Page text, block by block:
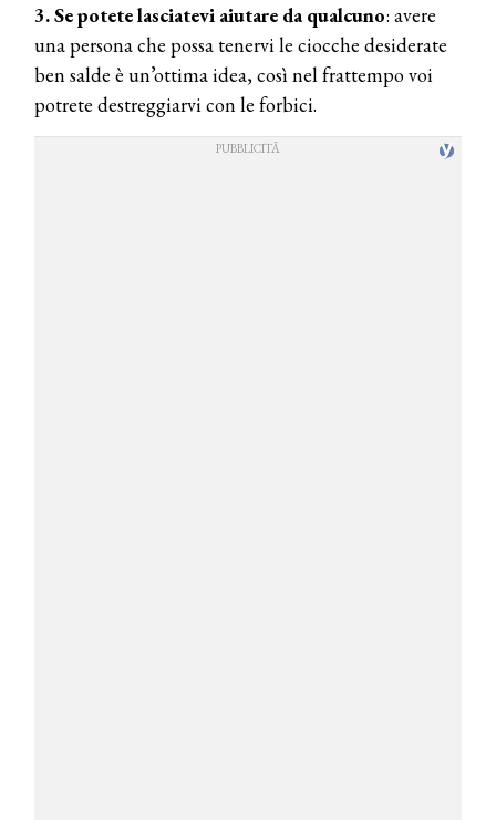
3. Se potete lasciatevi aiutare da qualcuno: avere
una persona che possa tenervi le ciocche desiderate
ben salde è un’ottima idea, così nel frattempo voi
potrete destreggiarvi con le forbici.